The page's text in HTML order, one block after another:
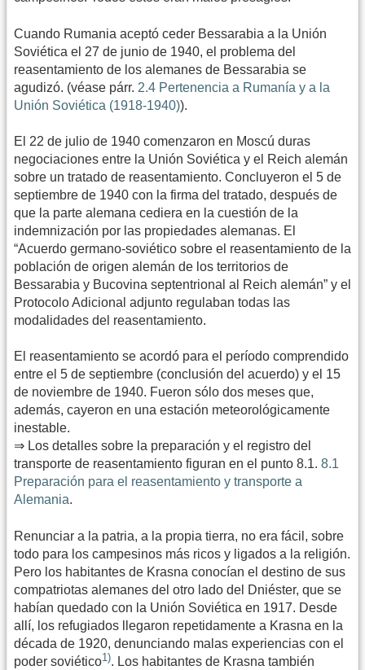
Cuando Rumania aceptó ceder Bessarabia a la Unión
Soviética el 27 de junio de 1940, el problema del
reasentamiento de los alemanes de Bessarabia se
agudizó. (véase párr. 2.4 Pertenencia a Rumanía y a la
Unión Soviética (1918-1940)).
El 22 de julio de 1940 comenzaron en Moscú duras
negociaciones entre la Unión Soviética y el Reich alemán
sobre un tratado de reasentamiento. Concluyeron el 5 de
septiembre de 1940 con la firma del tratado, después de
que la parte alemana cediera en la cuestión de la
indemnización por las propiedades alemanas. El
“Acuerdo germano-soviético sobre el reasentamiento de la
población de origen alemán de los territorios de
Bessarabia y Bucovina septentrional al Reich alemán” y el
Protocolo Adicional adjunto regulaban todas las
modalidades del reasentamiento.
El reasentamiento se acordó para el período comprendido
entre el 5 de septiembre (conclusión del acuerdo) y el 15
de noviembre de 1940. Fueron sólo dos meses que,
además, cayeron en una estación meteorológicamente
inestable.
⇒ Los detalles sobre la preparación y el registro del
transporte de reasentamiento figuran en el punto 8.1. 8.1
Preparación para el reasentamiento y transporte a
Alemania.
Renunciar a la patria, a la propia tierra, no era fácil, sobre
todo para los campesinos más ricos y ligados a la religión.
Pero los habitantes de Krasna conocían el destino de sus
compatriotas alemanes del otro lado del Dniéster, que se
habían quedado con la Unión Soviética en 1917. Desde
allí, los refugiados llegaron repetidamente a Krasna en la
década de 1920, denunciando malas experiencias con el
poder soviético1). Los habitantes de Krasna también